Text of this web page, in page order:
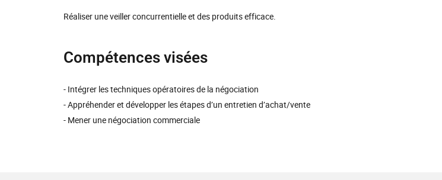
Réaliser une veiller concurrentielle et des produits efficace.
Compétences visées
- Intégrer les techniques opératoires de la négociation
- Appréhender et développer les étapes d’un entretien d’achat/vente
- Mener une négociation commerciale